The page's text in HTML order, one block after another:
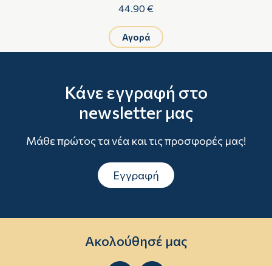
44.90 €
Αγορά
Κάνε εγγραφή στο
newsletter μας
Μάθε πρώτος τα νέα και τις προσφορές μας!
Εγγραφή
Ακολούθησέ μας